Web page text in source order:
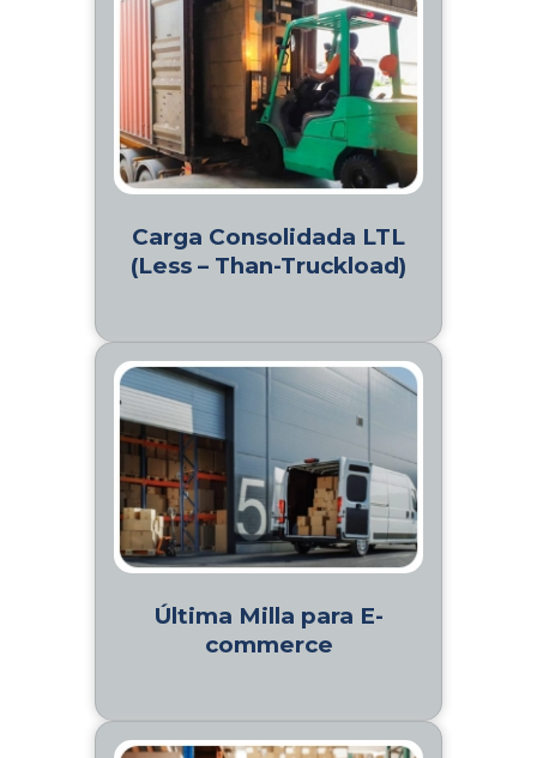
Carga Consolidada LTL
(Less – Than-Truckload)
Última Milla para E-
commerce